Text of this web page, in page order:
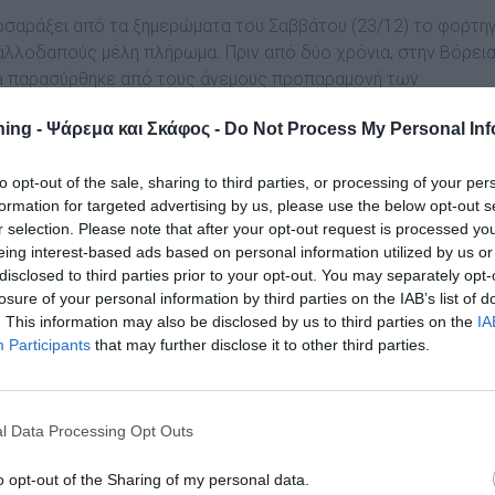
- Ψάρεμα και Σκάφος - Do Not Process My Personal
opt-out of the sale, sharing to third parties, or processing of your
for targeted advertising by us, please use the below opt-out
selection. Please note that after your opt-out request is processed
interest-based ads based on personal information utilized by us
to third parties prior to your opt-out. You may separately
of your personal information by third parties on the IAB’s list of
This information may also be disclosed by us to third parties on the
Participants that may further disclose it to other third parties.
Data Processing Opt Outs
opt-out of the Sharing of my personal data.
από τα ξημερώματα του Σαββάτου (23/12) το
μέλη πλήρωμα. Πριν από δύο χρόνια, στην Βόρεια
παρασύρθηκε από τους άνεμους προπαραμονή των
νησί και δόθηκε μάχη με το χρόνο και κόντρα στις
μεταφέρει 2.700 τόνους αλεύρι και είχε αναχωρήσει
έχει μικρή εισροή υδάτων στο μηχανοστάσιό του. Λόγω
δεν μπόρεσε να προσεγγίσει πλοίο ανοιχτής θαλάσσης
ναυτικού ενώ τα μέλη του πληρώματος, 9 Ουκρανοί
τους, έχουν επιβιβαστεί για προληπτικούς λόγους σε
που άμεσα ενημέρωσαν τις λιμενικές αρχές για το
κοντινή σπηλιά στη παραλία και συνεχίζονται έως και
απομακρύνουν από τη περιοχή.